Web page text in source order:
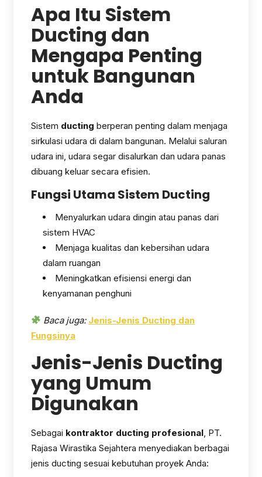
Apa Itu Sistem
Ducting dan
Mengapa Penting
untuk Bangunan
Anda
Sistem ducting berperan penting dalam menjaga
sirkulasi udara di dalam bangunan. Melalui saluran
udara ini, udara segar disalurkan dan udara panas
dibuang keluar secara efisien.
Fungsi Utama Sistem Ducting
Menyalurkan udara dingin atau panas dari
sistem HVAC
Menjaga kualitas dan kebersihan udara
dalam ruangan
Meningkatkan efisiensi energi dan
kenyamanan penghuni
Baca juga: Jenis-Jenis Ducting dan
Fungsinya
Jenis-Jenis Ducting
yang Umum
Digunakan
Sebagai kontraktor ducting profesional , PT.
Rajasa Wirastika Sejahtera menyediakan berbagai
jenis ducting sesuai kebutuhan proyek Anda: